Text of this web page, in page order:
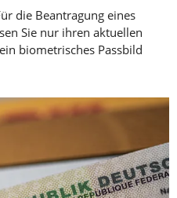
die Beantragung eines
Sie nur ihren aktuellen
biometrisches Passbild